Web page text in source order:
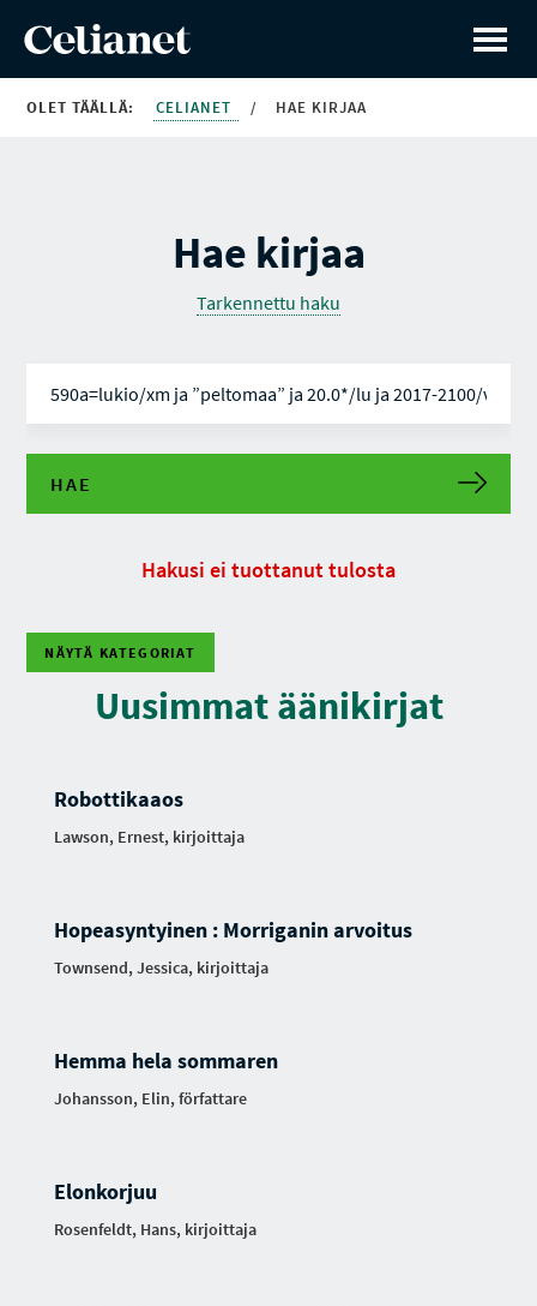
OLET TÄÄLLÄ: CELIANET / HAE KIRJAA
Hae kirjaa
Tarkennettu haku
HAE
Hakusi ei tuottanut tulosta
NÄYTÄ KATEGORIAT
Uusimmat äänikirjat
Robottikaaos
Lawson, Ernest, kirjoittaja
Hopeasyntyinen : Morriganin arvoitus
Townsend, Jessica, kirjoittaja
Hemma hela sommaren
Johansson, Elin, författare
Elonkorjuu
Rosenfeldt, Hans, kirjoittaja